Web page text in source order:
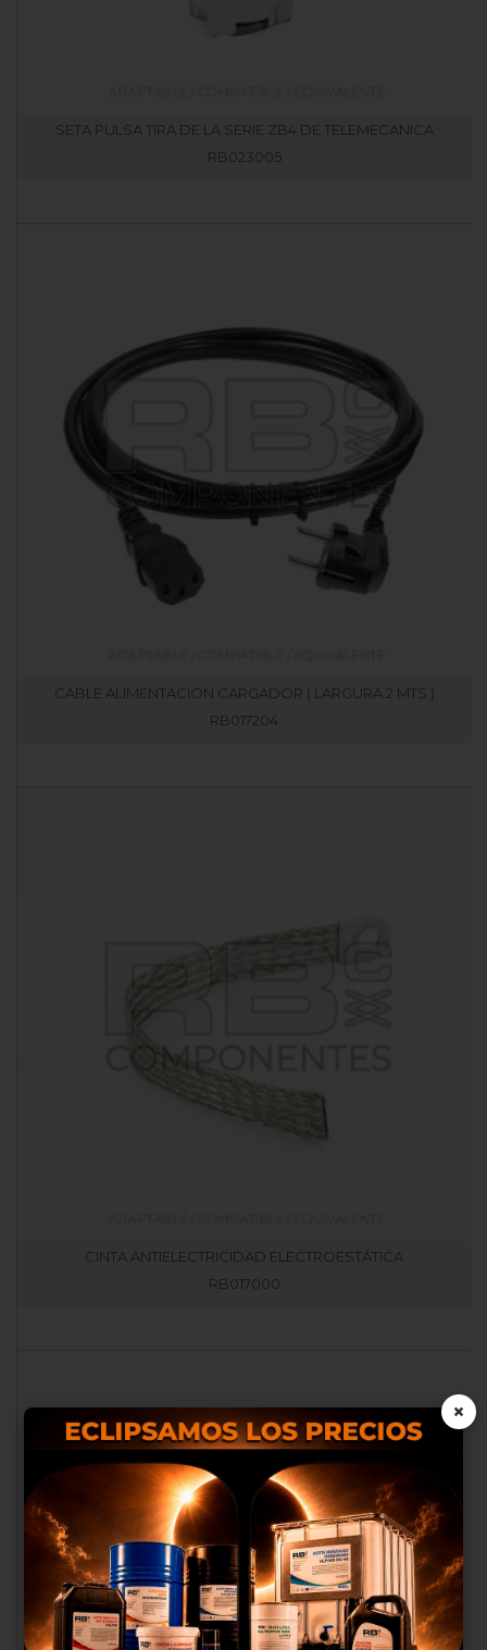
SETA PULSA TIRA DE LA SERIE ZB4 DE TELEMECANICA
RB023005
CABLE ALIMENTACION CARGADOR ( LARGURA 2 MTS )
RB017204
CINTA ANTIELECTRICIDAD ELECTROESTÁTICA
RB017000
Nosotros utilizamos cookies
propias y de terceros para
proporcionarte una mejor
experiencia de compra, realizar
un análisis estadístico que nos
sirve para mejorar el servicio y
poder ofrecerte los mejores
×